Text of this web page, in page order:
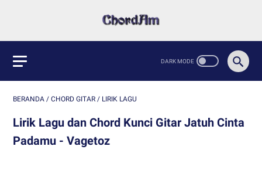
BERANDA / CHORD GITAR / LIRIK LAGU
Lirik Lagu dan Chord Kunci Gitar Jatuh Cinta
Padamu - Vagetoz